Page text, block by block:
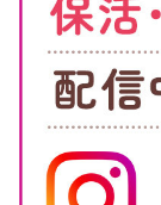
ベビーシッ
世田谷区の調整
育ママ、認証保
稚園の預かり保
合」に加点が得